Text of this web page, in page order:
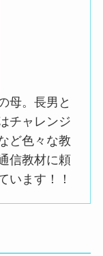
母。長男と
チャレンジ
ど色々な教
信教材に頼
います！！